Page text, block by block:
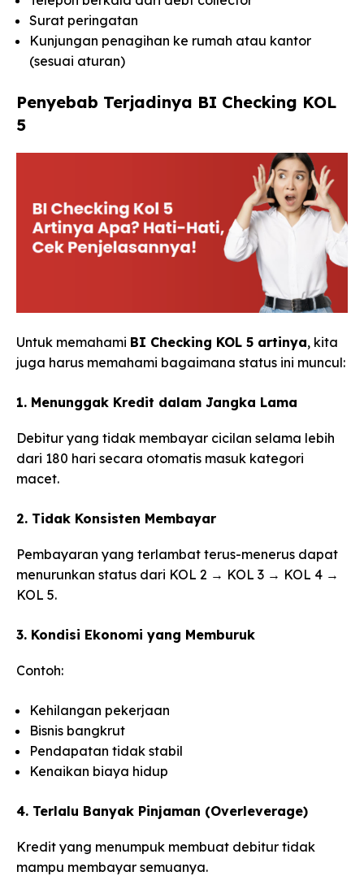
Surat peringatan
Kunjungan penagihan ke rumah atau kantor
(sesuai aturan)
Penyebab Terjadinya BI Checking KOL
5
Untuk memahami BI Checking KOL 5 artinya, kita
juga harus memahami bagaimana status ini muncul:
1. Menunggak Kredit dalam Jangka Lama
Debitur yang tidak membayar cicilan selama lebih
dari 180 hari secara otomatis masuk kategori
macet.
2. Tidak Konsisten Membayar
Pembayaran yang terlambat terus-menerus dapat
menurunkan status dari KOL 2 → KOL 3 → KOL 4 →
KOL 5.
3. Kondisi Ekonomi yang Memburuk
Contoh:
Kehilangan pekerjaan
Bisnis bangkrut
Pendapatan tidak stabil
Kenaikan biaya hidup
4. Terlalu Banyak Pinjaman (Overleverage)
Kredit yang menumpuk membuat debitur tidak
mampu membayar semuanya.